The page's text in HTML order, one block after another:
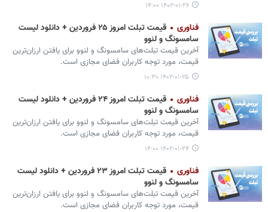
۱۴۰۲-۰۱-۲۶ ۱۴:۰۰
فناوری
قیمت تبلت امروز ۲۵ فروردین + دانلود لیست
سامسونگ و لنوو
آخرین قیمت تبلت‌های سامسونگ و لنوو برای یافتن ارزان‌ترین
قیمت، مورد توجه کاربران فضای مجازی است.
۱۴۰۲-۰۱-۲۵ ۱۰:۳۰
فناوری
قیمت تبلت امروز ۲۴ فروردین + دانلود لیست
سامسونگ و لنوو
آخرین قیمت تبلت‌های سامسونگ و لنوو برای یافتن ارزان‌ترین
قیمت، مورد توجه کاربران فضای مجازی است.
۱۴۰۲-۰۱-۲۴ ۱۴:۰۰
فناوری
قیمت تبلت امروز ۲۳ فروردین + دانلود لیست
سامسونگ و لنوو
آخرین قیمت تبلت‌های سامسونگ و لنوو برای یافتن ارزان‌ترین
قیمت، مورد توجه کاربران فضای مجازی است.